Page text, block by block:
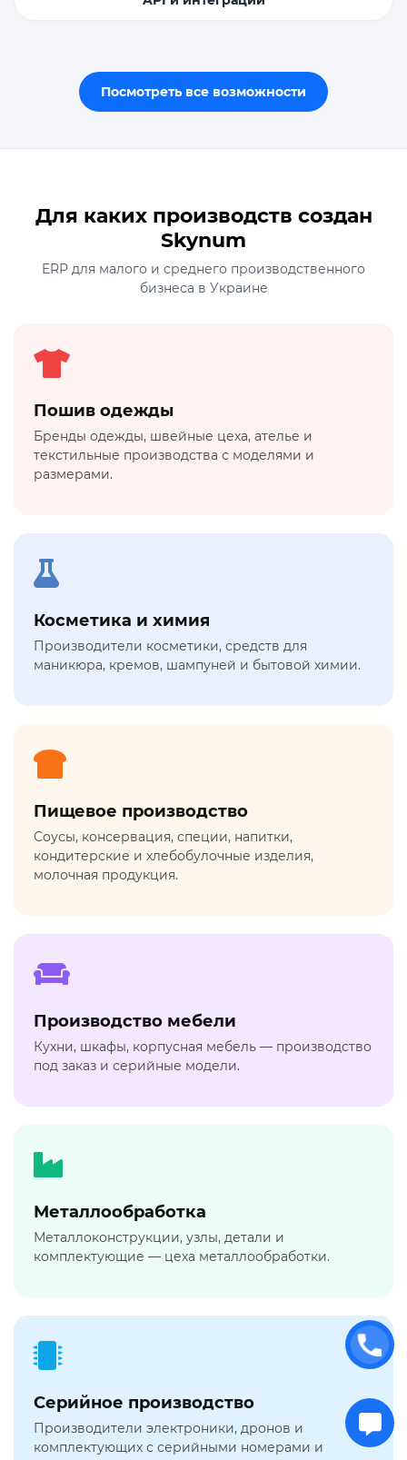
Посмотреть все возможности
Для каких производств создан
Skynum
ERP для малого и среднего производственного
бизнеса в Украине
Пошив одежды
Бренды одежды, швейные цеха, ателье и
текстильные производства с моделями и
размерами.
Косметика и химия
Производители косметики, средств для
маникюра, кремов, шампуней и бытовой химии.
Пищевое производство
Соусы, консервация, специи, напитки,
кондитерские и хлебобулочные изделия,
молочная продукция.
Производство мебели
Кухни, шкафы, корпусная мебель — производство
под заказ и серийные модели.
Металлообработка
Металлоконструкции, узлы, детали и
комплектующие — цеха металлообработки.
Серийное производство
Производители электроники, дронов и
комплектующих с серийными номерами и